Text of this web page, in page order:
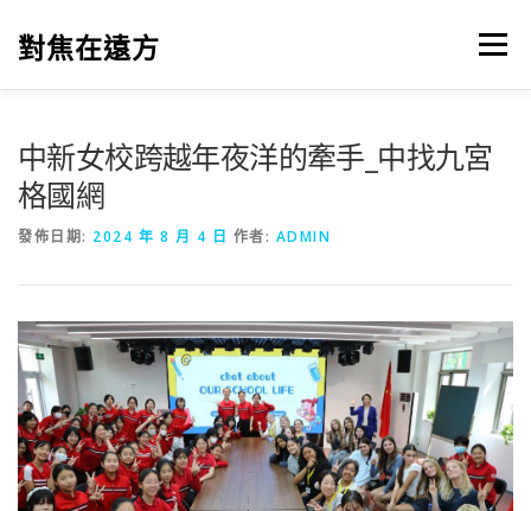
對焦在遠方 選單
中新女校跨越年夜洋的牽手_中找九宮
格國網
發佈日期: 2024 年 8 月 4 日 作者: ADMIN